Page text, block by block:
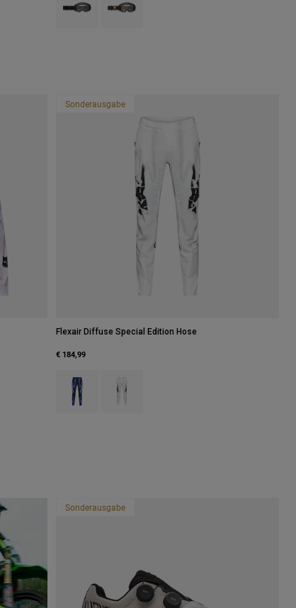
Sonderausgabe
Flexair Diffuse Special Edition Hose
€ 184,99
Product swatch type of Blaubeere.
Sonderausgabe